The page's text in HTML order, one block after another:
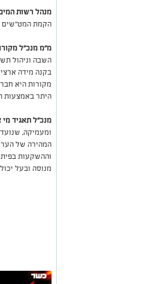
מנהל רשות
הקמת המט"שים
מ״מ מנכ״ל
השבה וניהול
בקנה מידה
מקורות היא
היתר באמצעות
מנכ"ל תאגיד מי
ומעמיקה,
המהירה של
וההשקעות
מנוסה ובעל